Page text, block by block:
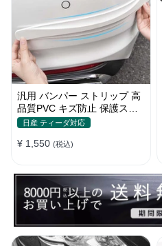
汎用 バンパー ストリップ 高
品質PVC キズ防止 保護ステ
ッカー 4色 フロント・リア
日産 ティーダ対応
¥ 1,550 (税込)